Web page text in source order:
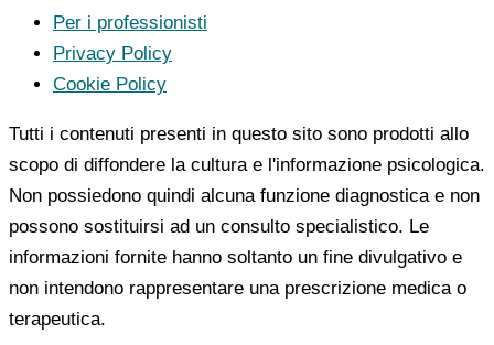
Per i professionisti
Privacy Policy
Cookie Policy
Tutti i contenuti presenti in questo sito sono prodotti allo
scopo di diffondere la cultura e l'informazione psicologica.
Non possiedono quindi alcuna funzione diagnostica e non
possono sostituirsi ad un consulto specialistico. Le
informazioni fornite hanno soltanto un fine divulgativo e
non intendono rappresentare una prescrizione medica o
terapeutica.